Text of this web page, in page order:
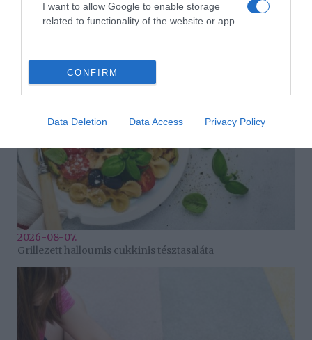
I want to allow Google to enable storage
related to functionality of the website or app.
CONFIRM
Data Deletion Data Access Privacy Policy
2026-08-07.
Túlzott félelem a közös jövőtől – hogyan kerüld el egy új
2026-08-07.
Grillezett halloumis cukkinis tésztasaláta